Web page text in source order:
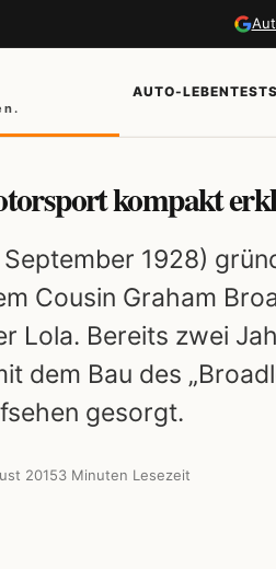
AUTO-LEBEN
kompakt
1928)
Cousin Graham
Lola. Bereits zwei
dem Bau des
gesorgt.
20153 Minuten Lesezeit